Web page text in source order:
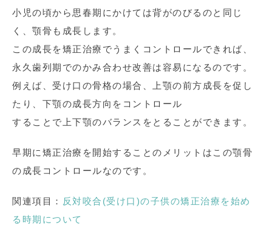
小児の頃から思春期にかけては背がのびるのと同じ
く、顎骨も成長します。
この成長を矯正治療でうまくコントロールできれば、
永久歯列期でのかみ合わせ改善は容易になるのです。
例えば、受け口の骨格の場合、上顎の前方成長を促し
たり、下顎の成長方向をコントロール
することで上下顎のバランスをとることができます。
早期に矯正治療を開始することのメリットはこの顎骨
の成長コントロールなのです。
関連項目： 反対咬合(受け口)の子供の矯正治療を始め
る時期について